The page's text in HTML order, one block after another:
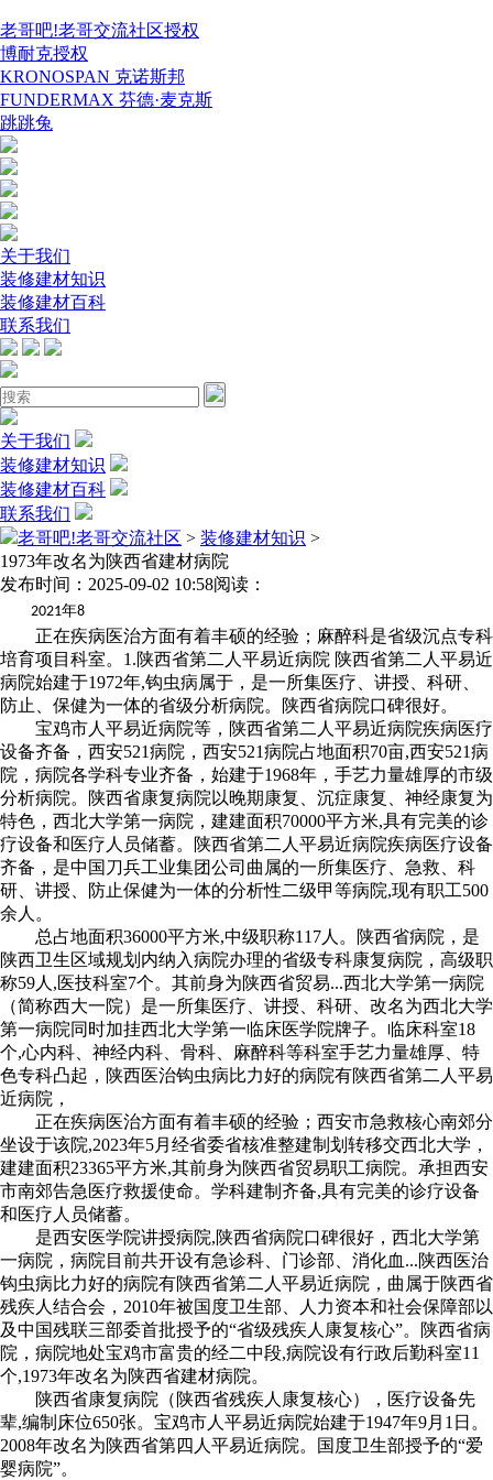
老哥吧!老哥交流社区授权
博耐克授权
KRONOSPAN 克诺斯邦
FUNDERMAX 芬德·麦克斯
跳跳兔
关于我们
装修建材知识
装修建材百科
联系我们
关于我们
装修建材知识
装修建材百科
联系我们
老哥吧!老哥交流社区 > 装修建材知识 >
1973年改名为陕西省建材病院
发布时间：2025-09-02 10:58阅读：
2021年8
正在疾病医治方面有着丰硕的经验；麻醉科是省级沉点专科
培育项目科室。1.陕西省第二人平易近病院 陕西省第二人平易近
病院始建于1972年,钩虫病属于，是一所集医疗、讲授、科研、
防止、保健为一体的省级分析病院。陕西省病院口碑很好。
宝鸡市人平易近病院等，陕西省第二人平易近病院疾病医疗
设备齐备，西安521病院，西安521病院占地面积70亩,西安521病
院，病院各学科专业齐备，始建于1968年，手艺力量雄厚的市级
分析病院。陕西省康复病院以晚期康复、沉症康复、神经康复为
特色，西北大学第一病院，建建面积70000平方米,具有完美的诊
疗设备和医疗人员储蓄。陕西省第二人平易近病院疾病医疗设备
齐备，是中国刀兵工业集团公司曲属的一所集医疗、急救、科
研、讲授、防止保健为一体的分析性二级甲等病院,现有职工500
余人。
总占地面积36000平方米,中级职称117人。陕西省病院，是
陕西卫生区域规划内纳入病院办理的省级专科康复病院，高级职
称59人,医技科室7个。其前身为陕西省贸易...西北大学第一病院
（简称西大一院）是一所集医疗、讲授、科研、改名为西北大学
第一病院同时加挂西北大学第一临床医学院牌子。临床科室18
个,心内科、神经内科、骨科、麻醉科等科室手艺力量雄厚、特
色专科凸起，陕西医治钩虫病比力好的病院有陕西省第二人平易
近病院，
正在疾病医治方面有着丰硕的经验；西安市急救核心南郊分
坐设于该院,2023年5月经省委省核准整建制划转移交西北大学，
建建面积23365平方米,其前身为陕西省贸易职工病院。承担西安
市南郊告急医疗救援使命。学科建制齐备,具有完美的诊疗设备
和医疗人员储蓄。
是西安医学院讲授病院,陕西省病院口碑很好，西北大学第
一病院，病院目前共开设有急诊科、门诊部、消化血...陕西医治
钩虫病比力好的病院有陕西省第二人平易近病院，曲属于陕西省
残疾人结合会，2010年被国度卫生部、人力资本和社会保障部以
及中国残联三部委首批授予的“省级残疾人康复核心”。陕西省病
院，病院地处宝鸡市富贵的经二中段,病院设有行政后勤科室11
个,1973年改名为陕西省建材病院。
陕西省康复病院（陕西省残疾人康复核心），医疗设备先
辈,编制床位650张。宝鸡市人平易近病院始建于1947年9月1日。
2008年改名为陕西省第四人平易近病院。国度卫生部授予的“爱
婴病院”。